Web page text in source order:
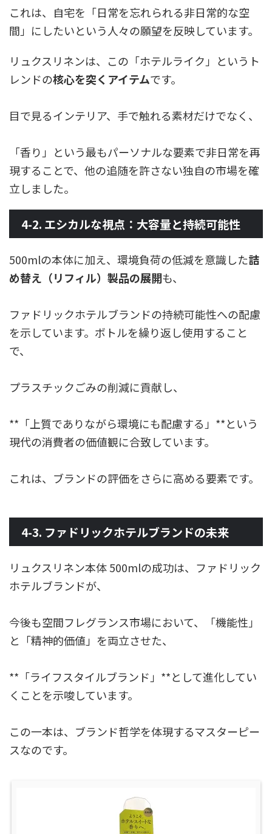
これは、自宅を「日常を忘れられる非日常的な空
間」にしたいという人々の願望を反映しています。
リュクスリネンは、この「ホテルライク」というト
レンドの核心を突くアイテムです。
目で見るインテリア、手で触れる素材だけでなく、
「香り」という最もパーソナルな要素で非日常を再
現することで、他の追随を許さない独自の市場を確
立しました。
4-2. エシカルな視点：大容量と持続可能性
500mlの本体に加え、環境負荷の低減を意識した詰
め替え（リフィル）製品の展開も、
ファドリックホテルブランドの持続可能性への配慮
を示しています。ボトルを繰り返し使用すること
で、
プラスチックごみの削減に貢献し、
**「上質でありながら環境にも配慮する」**という
現代の消費者の価値観に合致しています。
これは、ブランドの評価をさらに高める要素です。
4-3. ファドリックホテルブランドの未来
リュクスリネン本体 500mlの成功は、ファドリック
ホテルブランドが、
今後も空間フレグランス市場において、「機能性」
と「精神的価値」を両立させた、
**「ライフスタイルブランド」**として進化してい
くことを示唆しています。
この一本は、ブランド哲学を体現するマスターピー
スなのです。